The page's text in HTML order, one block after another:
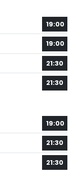
19:00
19:00
21:30
21:30
19:00
21:30
21:30